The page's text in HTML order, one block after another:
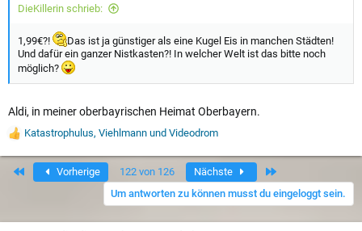
DieKillerin schrieb:
1,99€?!
Das ist ja günstiger als eine Kugel Eis in manchen Städten!
Und dafür ein ganzer Nistkasten?! In welcher Welt ist das bitte noch
möglich?
Aldi, in meiner oberbayrischen Heimat Oberbayern.
W
Katastrophulus, Viehlmann und Videodrom
Erste Vorherige 122 von 126 Nächste
Um antworten zu können musst du eingeloggt sein.